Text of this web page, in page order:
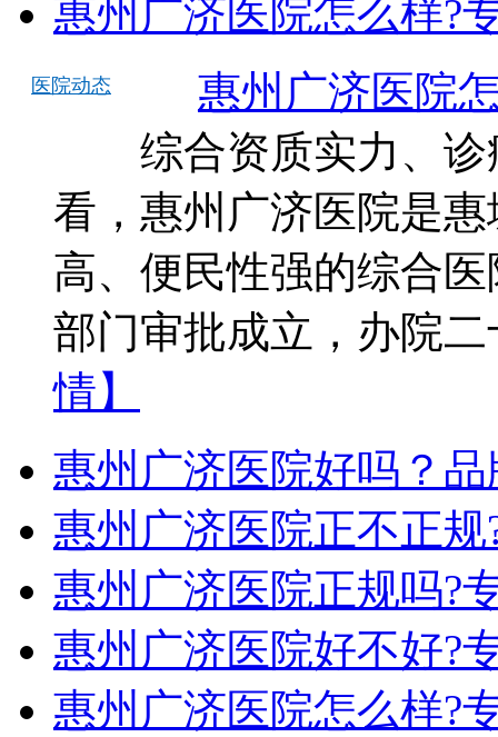
惠州广济医院怎么样?
医院动态
惠州广济医院
综合资质实力、诊
看，惠州广济医院是
高、便民性强的综合
部门审批成立，办院
情】
惠州广济医院好吗？品
惠州广济医院正不正规
惠州广济医院正规吗?
惠州广济医院好不好?
惠州广济医院怎么样?